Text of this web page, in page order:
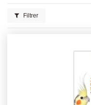
Filtrer